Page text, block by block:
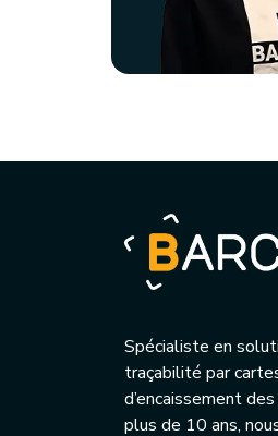
Spécialiste en
traçabilité par
d’encaissement
plus de 10 ans,